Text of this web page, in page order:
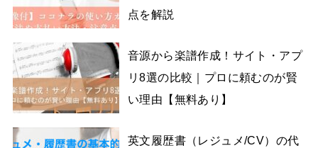
点を解説
音源から楽譜作成！サイト・アプ
リ8選の比較｜プロに頼むのが賢
い理由【無料あり】
英文履歴書（レジュメ/CV）の代